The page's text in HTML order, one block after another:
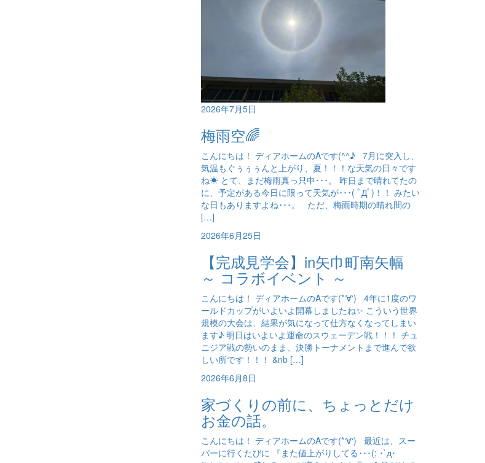
2026年7月5日
梅雨空🌈
こんにちは！ ディアホームのAです(^^♪ 7月に突入し、
気温もぐぅぅぅんと上がり、夏！！！な天気の日々です
ね☀ とて、まだ梅雨真っ只中･･･。 昨日まで晴れてたの
に、予定がある今日に限って天気が･･･( ﾟДﾟ)！！ みたい
な日もありますよね･･･。 ただ、梅雨時期の晴れ間の
[…]
2026年6月25日
【完成見学会】in矢巾町南矢幅
～ コラボイベント ～
こんにちは！ ディアホームのAです(*‘∀‘) 4年に1度のワ
ールドカップがいよいよ開幕しましたね✨ こういう世界
規模の大会は、結果が気になって仕方なくなってしまい
ます♪ 明日はいよいよ運命のスウェーデン戦！！！ チュ
ニジア戦の勢いのまま、決勝トーナメントまで進んで欲
しい所です！！！ &nb […]
2026年6月8日
家づくりの前に、ちょっとだけ
お金の話。
こんにちは！ ディアホームのAです(*‘∀‘) 最近は、スー
パーに行くたびに 『また値上がりしてる･･･(; ･`д･